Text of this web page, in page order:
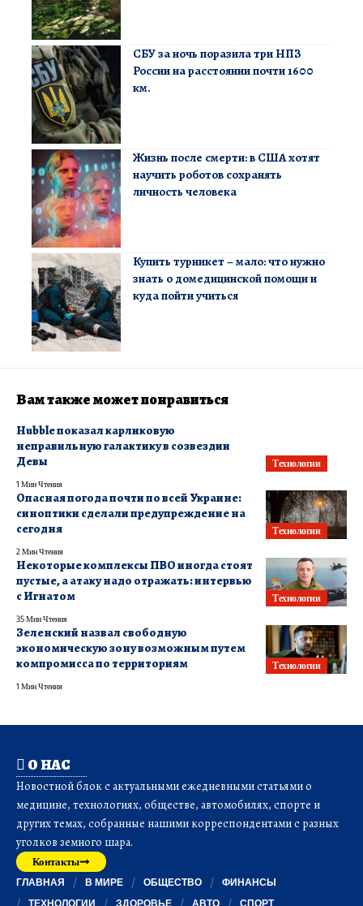
СБУ за ночь поразила три НПЗ
России на расстоянии почти 1600
км.
Жизнь после смерти: в США хотят
научить роботов сохранять
личность человека
Купить турникет – мало: что нужно
знать о домедицинской помощи и
куда пойти учиться
Вам также может понравиться
Технологии
Hubble показал карликовую
неправильную галактику в созвездии
Девы
1 Мин Чтения
Технологии
Опасная погода почти по всей Украине:
синоптики сделали предупреждение на
сегодня
2 Мин Чтения
Технологии
Некоторые комплексы ПВО иногда стоят
пустые, а атаку надо отражать: интервью
с Игнатом
35 Мин Чтения
Технологии
Зеленский назвал свободную
экономическую зону возможным путем
компромисса по территориям
1 Мин Чтения
О НАС
Новостной блок с актуальными ежедневными статьями о
медицине, технологиях, обществе, автомобилях, спорте и
других темах, собранные нашими корреспондентами с разных
уголков земного шара.
Контакты
ГЛАВНАЯ В МИРЕ ОБЩЕСТВО
ФИНАНСЫ
ТЕХНОЛОГИИ
ЗДОРОВЬЕ АВТО СПОРТ